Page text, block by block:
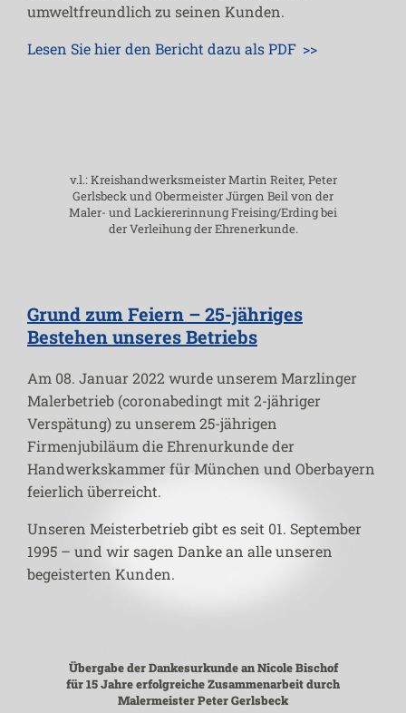
Datenschutzerklärung
umweltfreundlich zu seinen Kunden.
Lesen Sie hier den Bericht dazu als PDF
v.l.: Kreishandwerksmeister Martin Reiter, Peter
Gerlsbeck und Obermeister Jürgen Beil von der
Maler- und Lackiererinnung Freising/Erding bei
der Verleihung der Ehrenerkunde.
Grund zum Feiern – 25-jähriges
Bestehen unseres Betriebs
Am 08. Januar 2022 wurde unserem Marzlinger
Malerbetrieb (coronabedingt mit 2-jähriger
Verspätung) zu unserem 25-jährigen
Firmenjubiläum die Ehrenurkunde der
Handwerkskammer für München und Oberbayern
feierlich überreicht.
Unseren Meisterbetrieb gibt es seit 01. September
1995 – und wir sagen Danke an alle unseren
begeisterten Kunden.
Übergabe der Dankesurkunde an Nicole Bischof
für 15 Jahre erfolgreiche Zusammenarbeit durch
Malermeister Peter Gerlsbeck